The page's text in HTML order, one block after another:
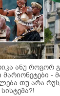
ანუ როგორ
-
თუ არა